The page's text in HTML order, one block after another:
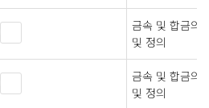
금속 및 합금의
및 정의
금속 및 합금의
및 정의